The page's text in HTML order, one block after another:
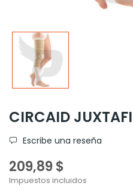
CIRCAID
Escribe una reseña
209,89 $
Impuestos incluidos